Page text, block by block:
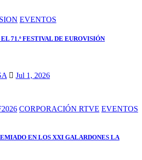
EVENTOS
71.º FESTIVAL DE EUROVISIÓN
Jul 1, 2026
CORPORACIÓN RTVE EVENTOS
EN LOS XXI GALARDONES LA